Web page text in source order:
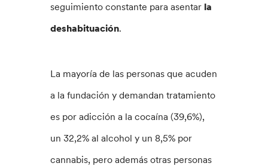
seguimiento constante para asentar la
deshabituación.
La mayoría de las personas que acuden
a la fundación y demandan tratamiento
es por adicción a la cocaína (39,6%),
un 32,2% al alcohol y un 8,5% por
cannabis, pero además otras personas